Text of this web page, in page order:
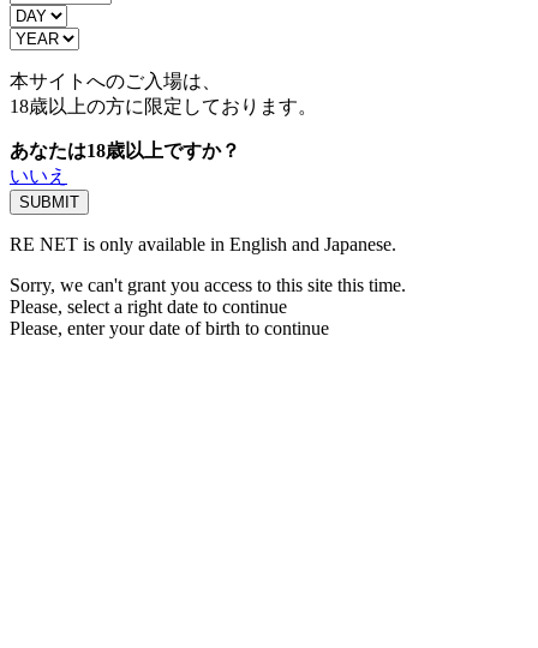
本サイトへのご入場は、
18歳以上の方に限定しております。
あなたは18歳以上ですか？
いいえ
RE NET is only available in English and Japanese.
Sorry, we can't grant you access to this site this time.
Please, select a right date to continue
Please, enter your date of birth to continue